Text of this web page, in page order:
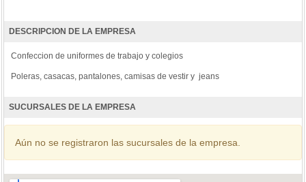
DESCRIPCION DE LA EMPRESA
Confeccion de uniformes de trabajo y colegios
Poleras, casacas, pantalones, camisas de vestir y jeans
SUCURSALES DE LA EMPRESA
Aún no se registraron las sucursales de la empresa.